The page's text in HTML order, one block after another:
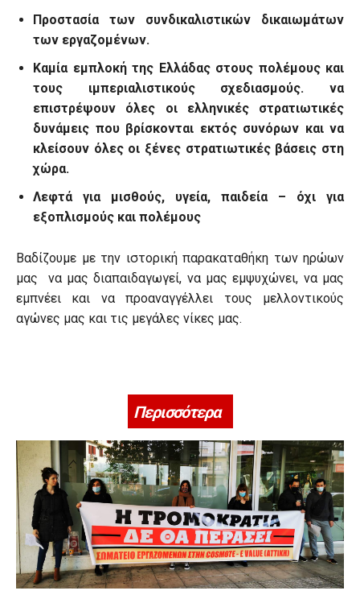
Προστασία των συνδικαλιστικών δικαιωμάτων
των εργαζομένων.
Καμία εμπλοκή της Ελλάδας στους πολέμους και
τους ιμπεριαλιστικούς σχεδιασμούς. να
επιστρέψουν όλες οι ελληνικές στρατιωτικές
δυνάμεις που βρίσκονται εκτός συνόρων και να
κλείσουν όλες οι ξένες στρατιωτικές βάσεις στη
χώρα.
Λεφτά για μισθούς, υγεία, παιδεία – όχι για
εξοπλισμούς και πολέμους
Βαδίζουμε με την ιστορική παρακαταθήκη των ηρώων
μας να μας διαπαιδαγωγεί, να μας εμψυχώνει, να μας
εμπνέει και να προαναγγέλλει τους μελλοντικούς
αγώνες μας και τις μεγάλες νίκες μας.
Περισσότερα